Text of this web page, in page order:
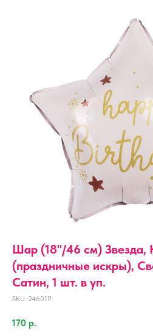
Шар (18''/46 см) Звезда,
(праздничные искры),
Сатин, 1 шт. в уп.
SKU: 24601P
170 р.